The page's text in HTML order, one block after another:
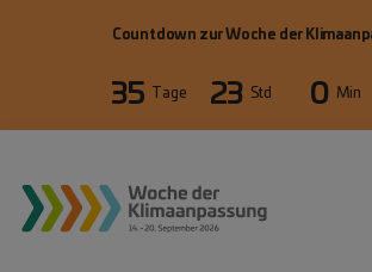
Countdown zur Woche der
35 Tage 23 Std 0 Min